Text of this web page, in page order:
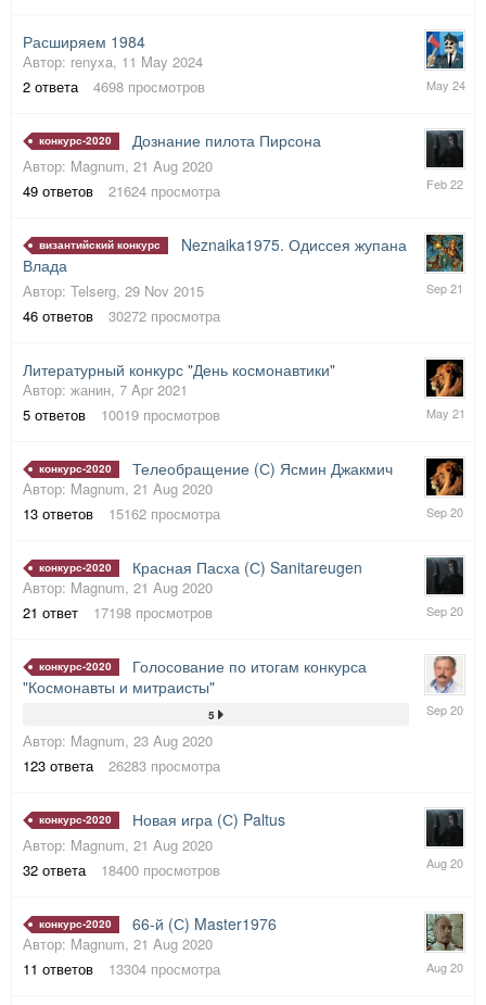
Расширяем 1984
Автор: renyxa, 11 May 2024
2 ответа 4698 просмотров
11
May
конкурс-2020 Дознание пилота Пирсона
Автор: Magnum, 21 Aug 2020
49 ответов 21624 просмотра
26
византийский конкурс
Neznaika1975. Одиссея жупана
Влада
Автор: Telserg, 29 Nov 2015
46 ответов 30272 просмотра
15
Sep
Литературный конкурс "День космонавтики"
Автор: жанин, 7 Apr 2021
5 ответов 10019 просмотров
7
May
конкурс-2020 Телеобращение (С) Ясмин Джакмич
Автор: Magnum, 21 Aug 2020
13 ответов 15162 просмотра
24
Sep
конкурс-2020 Красная Пасха (С) Sanitareugen
Автор: Magnum, 21 Aug 2020
21 ответ 17198 просмотров
15
Sep
конкурс-2020
Голосование по итогам конкурса
"Космонавты и митраисты"
5
Автор: Magnum, 23 Aug 2020
123 ответа 26283 просмотра
13
Sep
конкурс-2020 Новая игра (С) Paltus
Автор: Magnum, 21 Aug 2020
32 ответа 18400 просмотров
31
Aug
конкурс-2020 66-й (С) Master1976
Автор: Magnum, 21 Aug 2020
11 ответов 13304 просмотра
29
Aug